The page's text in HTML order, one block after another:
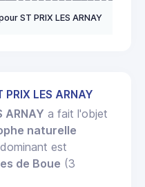
ST PRIX LES ARNAY
LES ARNAY
ARNAY a fait l'objet
naturelle
est
de Boue (3